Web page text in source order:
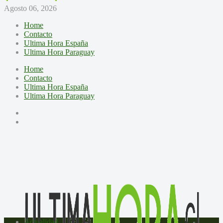
Agosto 06, 2026
Home
Contacto
Ultima Hora España
Ultima Hora Paraguay
Home
Contacto
Ultima Hora España
Ultima Hora Paraguay